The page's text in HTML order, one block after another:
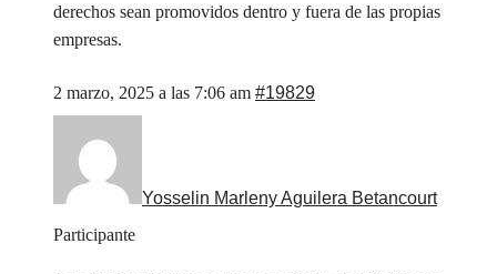
derechos sean promovidos dentro y fuera de las propias
empresas.
2 marzo, 2025 a las 7:06 am #19829
Yosselin Marleny Aguilera Betancourt
Participante